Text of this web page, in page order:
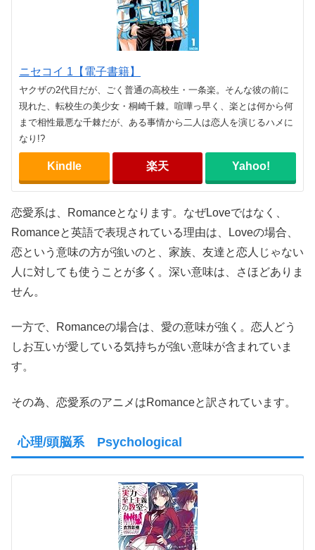
ニセコイ 1【電子書籍】
ヤクザの2代目だが、ごく普通の高校生・一条楽。そんな彼の前に
現れた、転校生の美少女・桐崎千棘。喧嘩っ早く、楽とは何から何
まで相性最悪な千棘だが、ある事情から二人は恋人を演じるハメに
なり!?
Kindle 楽天 Yahoo!
恋愛系は、Romanceとなります。なぜLoveではなく、
Romanceと英語で表現されている理由は、Loveの場合、
恋という意味の方が強いのと、家族、友達と恋人じゃない
人に対しても使うことが多く。深い意味は、さほどありま
せん。
一方で、Romanceの場合は、愛の意味が強く。恋人どう
しお互いが愛している気持ちが強い意味が含まれていま
す。
その為、恋愛系のアニメはRomanceと訳されています。
心理/頭脳系 Psychological